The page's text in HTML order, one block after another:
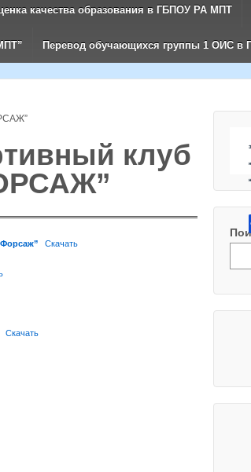
качества образования в ГБПОУ РА МПТ
Перевод обучающихся группы 1 ОИС в
клуб
Скачать
Скачать